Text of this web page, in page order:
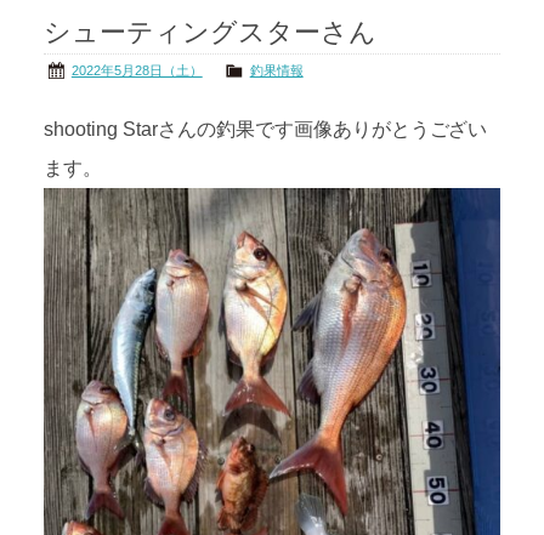
茨城の海 公式ブログ
シューティングスターさん
2022年5月28日（土） 釣果情報
shooting Starさんの釣果です画像ありがとうござい
ます。